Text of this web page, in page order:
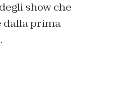
show che
dalla prima